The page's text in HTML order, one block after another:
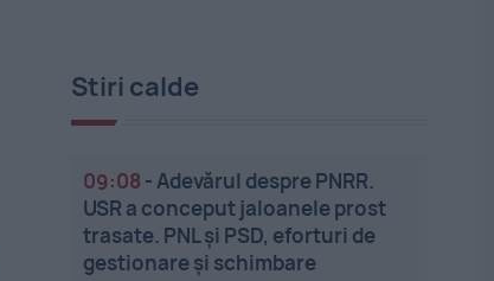
Stiri calde
09:08 -Adevărul despre PNRR.
USR a conceput jaloanele prost
trasate. PNL și PSD, eforturi de
gestionare și schimbare